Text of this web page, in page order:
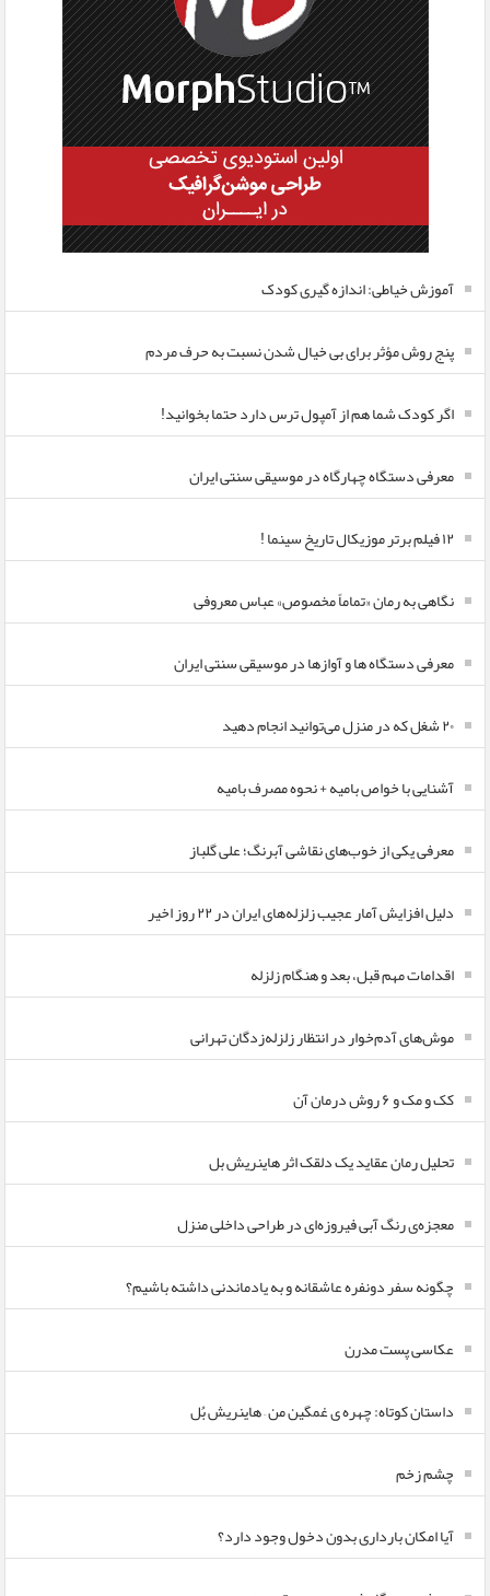
آموزش خیاطی: اندازه گیری کودک
پنج روش مؤثر برای بی خیال شدن نسبت به حرف مردم
اگر کودک شما هم از آمپول ترس دارد حتما بخوانید!
معرفی دستگاه چهارگاه در موسیقی سنتی ایران
۱۲ فیلم برتر موزیکال تاریخ سینما !
نگاهی به رمان «تماماً مخصوص» عباس معروفی
معرفی دستگاه ها و آوازها در موسیقی سنتی ایران
۲۰ شغل که در منزل می‌توانید انجام دهید
آشنایی با خواص بامیه + نحوه مصرف بامیه
معرفی یکی از خوب‌های نقاشی آبرنگ؛ علی گلباز
دلیل افزایش آمار عجیب زلزله‌های ایران در ۲۲ روز اخیر
اقدامات مهم قبل، بعد و هنگام زلزله
موش‌های آدم‌خوار در انتظار زلزله‌زدگان تهرانی
کک و مک و ۶ روش درمان آن
تحلیل رمان عقاید یک دلقک اثر هاینریش بل
معجزه‌ی رنگ آبی فیروزه‌ای در طراحی داخلی منزل
چگونه سفر دونفره عاشقانه و به یادماندنی داشته باشیم؟
عکاسی پست مدرن
داستان کوتاه: چهره ی غمگین من – هاینریش بُل
چشم زخم
آیا امکان بارداری بدون دخول وجود دارد؟